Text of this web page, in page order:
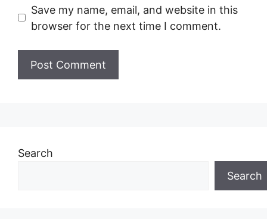
Save my name, email, and website in this
browser for the next time I comment.
Search
Search